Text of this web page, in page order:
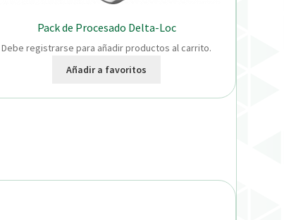
Pack de Procesado Delta-Loc
Debe registrarse para añadir productos al carrito.
Añadir a favoritos